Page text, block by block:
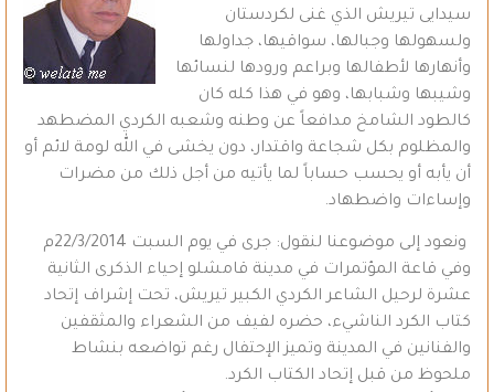
سيدايى تيريش الذي غنى لكردستان
ولسهولها وجبالها، سواقيها، جداولها
وأنهارها لأطفالها وبراعم ورودها لنسائها
وشيبها وشبابها، وهو في هذا كله كان
كالطود الشامخ مدافعاً عن وطنه وشعبه الكردي المضطهد
والمظلوم بكل شجاعة واقتدار، دون يخشى في الله لومة لائم أو
أن يأبه أو يحسب حساباً لما يأتيه من أجل ذلك من مضرات
وإساءات واضطهاد.
ونعود إلى موضوعنا لنقول: جرى في يوم السبت 22/3/2014م
وفي قاعة المؤتمرات في مدينة قامشلو إحياء الذكرى الثانية
عشرة لرحيل الشاعر الكردي الكبير تيريش، تحت إشراف إتحاد
كتاب الكرد الناشيء، حضره لفيف من الشعراء والمثقفين
والفنانين في المدينة وتميز الإحتفال رغم تواضعه بنشاط
ملحوظ من قبل إتحاد الكتاب الكرد.